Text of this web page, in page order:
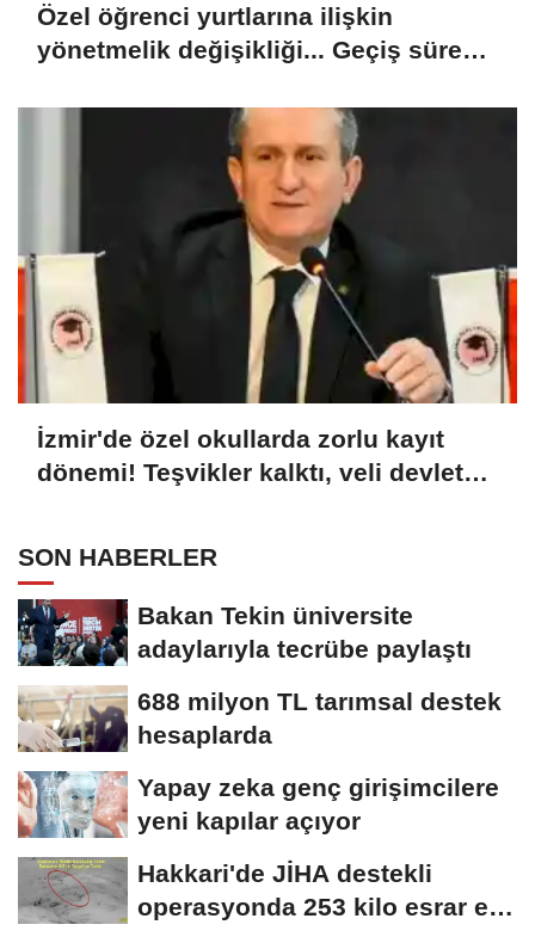
Özel öğrenci yurtlarına ilişkin
yönetmelik değişikliği... Geçiş süresi
İzmir'de özel okullarda zorlu kayıt
dönemi! Teşvikler kalktı, veli devlet
SON HABERLER
Bakan Tekin üniversite
adaylarıyla tecrübe paylaştı
688 milyon TL tarımsal destek
hesaplarda
Yapay zeka genç girişimcilere
yeni kapılar açıyor
Hakkari'de JİHA destekli
operasyonda 253 kilo esrar ele